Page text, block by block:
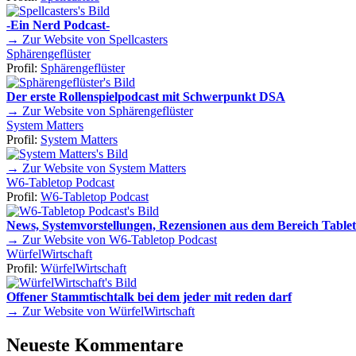
-Ein Nerd Podcast-
→ Zur Website von Spellcasters
Sphärengeflüster
Profil: Sphärengeflüster
Der erste Rollenspielpodcast mit Schwerpunkt DSA
→ Zur Website von Sphärengeflüster
System Matters
Profil: System Matters
→ Zur Website von System Matters
W6-Tabletop Podcast
Profil: W6-Tabletop Podcast
News, Systemvorstellungen, Rezensionen aus dem Bereich
→ Zur Website von W6-Tabletop Podcast
WürfelWirtschaft
Profil: WürfelWirtschaft
Offener Stammtischtalk bei dem jeder mit reden darf
→ Zur Website von WürfelWirtschaft
Neueste Kommentare